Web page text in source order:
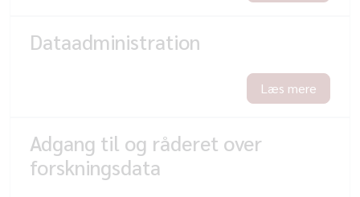
Dataadministration
Læs mere
Adgang til og råderet over
forskningsdata